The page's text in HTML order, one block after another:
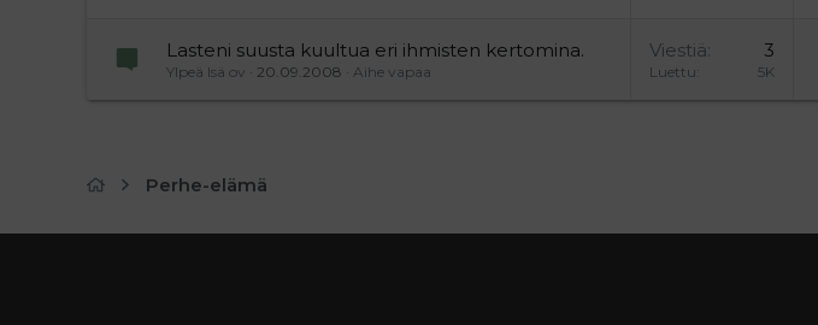
Lasteni suusta kuultua eri ihmisten kertomina.
Ylpeä Isä ov 20.09.2008 Aihe vapaa
Viestiä 3
Luettu 5K
Perhe-elämä